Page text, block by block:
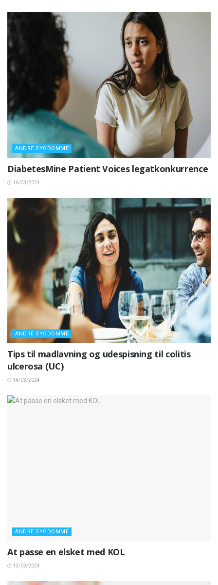
ANDRE SYGDOMME
DiabetesMine Patient Voices legatkonkurrence
16/03/2024
ANDRE SYGDOMME
Tips til madlavning og udespisning til colitis
ulcerosa (UC)
14/03/2024
ANDRE SYGDOMME
At passe en elsket med KOL
13/03/2024